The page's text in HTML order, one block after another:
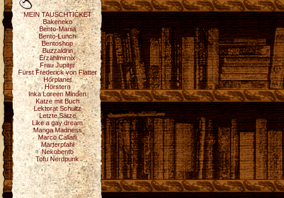
MEIN TAUSCHTICKET
Bakeneko
Bento-Mania
Bento-Lunch
Bentoshop
Buzzaldrin
Erzählmirnix
Frau Jupiter
Fürst Frederick von Flatter
Hörplanet
Hörstern
Inka Loreen Minden
Katze mit Buch
Lektorat Schultz
Letzte Sätze
Like a gay dream
Manga Madness
Marco Callari
Marterpfahl
Nekobento
Tofu Nerdpunk